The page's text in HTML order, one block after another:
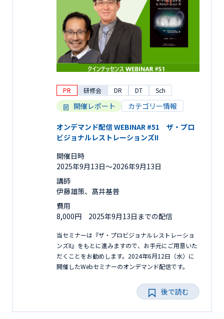
PR 研修会 DR DT Sch
開催レポート カテゴリー情報
オンデマンド配信 WEBINAR #51 ザ・プロ
ビジョナルレストレーションズII
開催日時
2025年9月13日〜2026年9月13日
講師
伊藤雄策、髙井基普
費用
8,000円 2025年9月13日までの配信
当セミナーは『ザ・プロビジョナルレストレーショ
ンズII』をもとに進みますので、お手元にご用意いた
だくことをお勧めします。2024年6月12日（水）に
開催したWebセミナーのオンデマンド配信です。
後で読む